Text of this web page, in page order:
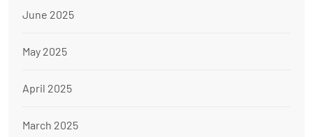
June 2025
May 2025
April 2025
March 2025